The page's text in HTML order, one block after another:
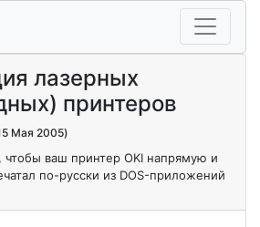
лазерных
принтеров
Мая 2005)
чтобы ваш принтер OKI напрямую и
по-русски из DOS-приложений